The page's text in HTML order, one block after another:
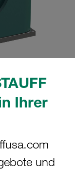
Ihrer
und
Gr.
gerippt,
kurz